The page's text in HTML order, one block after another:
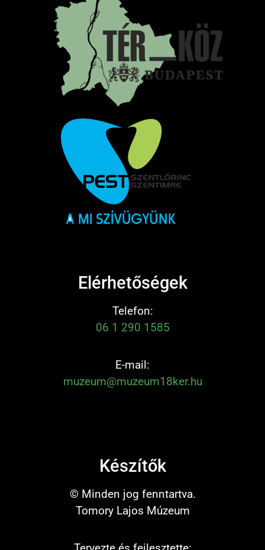
Elérhetőségek
Telefon:
06 1 290 1585
E-mail:
muzeum@muzeum18ker.hu
Készítők
© Minden jog fenntartva.
Tomory Lajos Múzeum